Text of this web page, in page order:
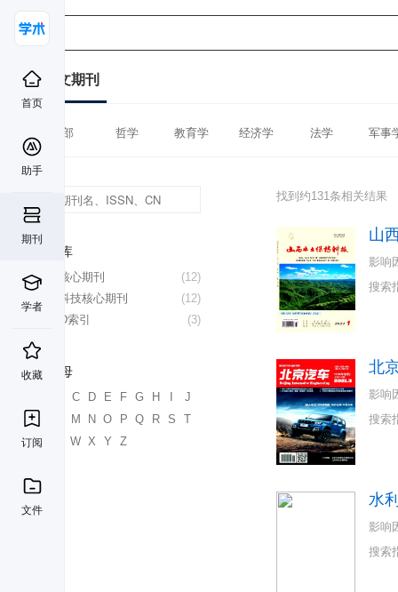
首页
助手
期刊
学者
收藏
订阅
文件
中文期刊
全部 哲学 教育学 经济学 法学 军事
数据库
(12)
北大核心期刊
(12)
中国科技核心期刊
(3)
CSCD索引
首字母
C D E F G H
J
M N O P Q R S
T
U
W X Y Z
找到约131条相关结果
山
影响
搜索
北
影响
搜索
水
影响
搜索